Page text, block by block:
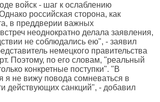
войск - шаг к ослаблению
российская сторона, как
в преддверии важных
неоднократно делала заявления,
не соблюдались ею", - заявил
немецкого правительства
Поэтому, по его словам, "реальный
конкретные поступки". "В
я не вижу повода сомневаться в
действующих санкций", - добавил